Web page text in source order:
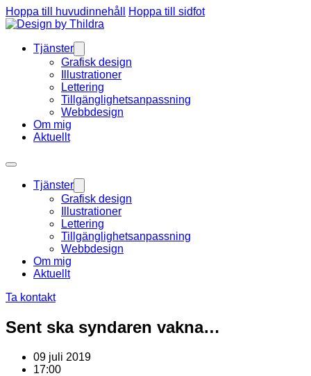
Hoppa till huvudinnehåll Hoppa till sidfot
Tjänster
Grafisk design
Illustrationer
Lettering
Tillgänglighetsanpassning
Webbdesign
Om mig
Aktuellt
Tjänster
Grafisk design
Illustrationer
Lettering
Tillgänglighetsanpassning
Webbdesign
Om mig
Aktuellt
Ta kontakt
Sent ska syndaren vakna…
09 juli 2019
17:00